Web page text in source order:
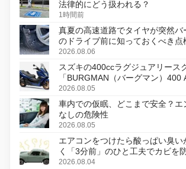
法律的にどう扱われる？
1時間前
真夏の高速道路でタイヤが突然バ
のドライブ前に知っておくべき点
2026.08.06
スズキの400ccラグジュアリース
「BURGMAN（バーグマン）400
変更し、8月18日に発売
2026.08.05
車内での仮眠、どこまで安全？エ
なしの危険性
2026.08.05
エアコンをつけたら酸っぱい臭
く「3分前」のひと工夫でカビを
2026.08.04